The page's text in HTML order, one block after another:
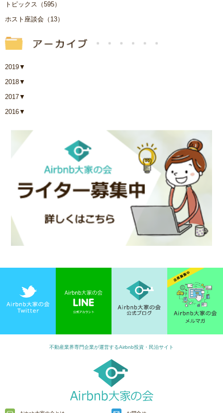
トピックス（595）
ホスト座談会（13）
2019▼
2018▼
2017▼
2016▼
不動産業界専門企業が運営するAirbnb投資・民泊サイト